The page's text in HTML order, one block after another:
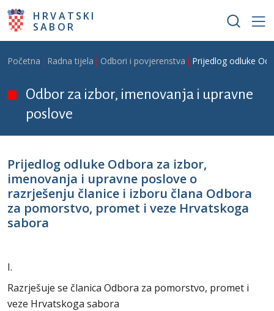
Skoči na glavni sadržaj
HRVATSKI
SABOR
Breadcrumb
Početna Radna tijela Odbori i povjerenstva Prijedlog odluke
Odbor za izbor, imenovanja i upravne
poslove
Prijedlog odluke Odbora za izbor,
imenovanja i upravne poslove o
razrješenju članice i izboru člana Odbora
za pomorstvo, promet i veze Hrvatskoga
sabora
I.
Razrješuje se članica Odbora za pomorstvo, promet i
veze Hrvatskoga sabora